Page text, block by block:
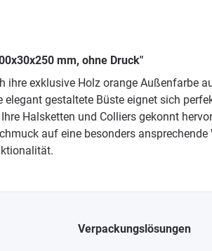
mm, ohne Druck"
ihre exklusive Holz orange Außenfarbe
gestaltete Büste eignet sich
Halsketten und Colliers gekonnt
auf eine besonders
Verpackungslösungen